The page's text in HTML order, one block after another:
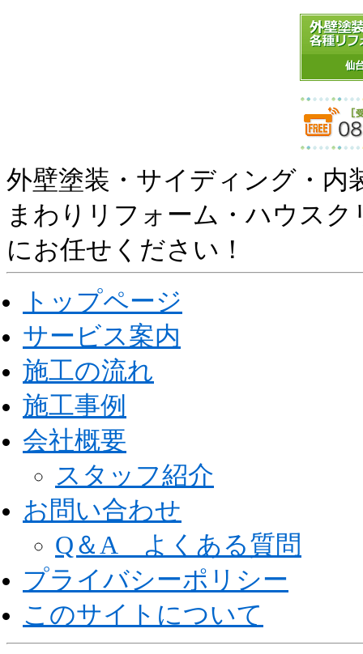
外壁塗装・サイディング・内
まわりリフォーム・ハウス
にお任せください！
トップページ
サービス案内
施工の流れ
施工事例
会社概要
スタッフ紹介
お問い合わせ
Q＆A よくある質問
プライバシーポリシー
このサイトについて